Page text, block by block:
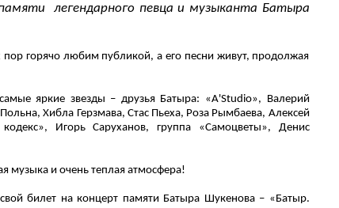
легендарного певца и музыканта Батыра
горячо любим публикой, а его песни живут, продолжая
яркие звезды – друзья Батыра: «A'Studio», Валерий
Хибла Герзмава, Стас Пьеха, Роза Рымбаева, Алексей
Игорь Саруханов, группа «Самоцветы», Денис
музыка и очень теплая атмосфера!
билет на концерт памяти Батыра Шукенова – «Батыр.